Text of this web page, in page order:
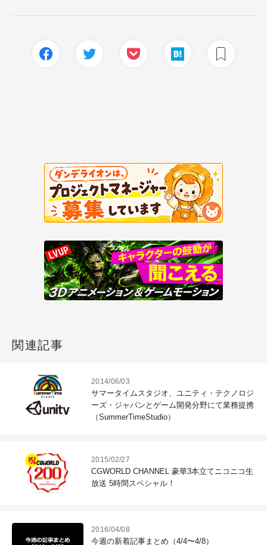
関連記事
2014/06/03
サマータイムスタジオ、ユニティ・テクノロジ
ーズ・ジャパンとゲーム開発分野にて業務提携
（SummerTimeStudio）
2015/02/27
CGWORLD CHANNEL 豪華3本立てニコニコ生
放送 5時間スペシャル！
2016/04/08
今週の新着記事まとめ（4/4〜4/8）